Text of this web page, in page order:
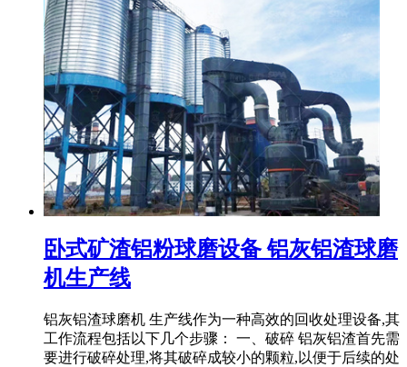
卧式矿渣铝粉球磨设备 铝灰铝渣球磨
机生产线
铝灰铝渣球磨机 生产线作为一种高效的回收处理设备,其
工作流程包括以下几个步骤： 一、破碎 铝灰铝渣首先需
要进行破碎处理,将其破碎成较小的颗粒,以便于后续的处